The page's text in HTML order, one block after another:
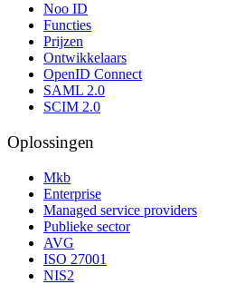
Noo ID
Functies
Prijzen
Ontwikkelaars
OpenID Connect
SAML 2.0
SCIM 2.0
Oplossingen
Mkb
Enterprise
Managed service providers
Publieke sector
AVG
ISO 27001
NIS2